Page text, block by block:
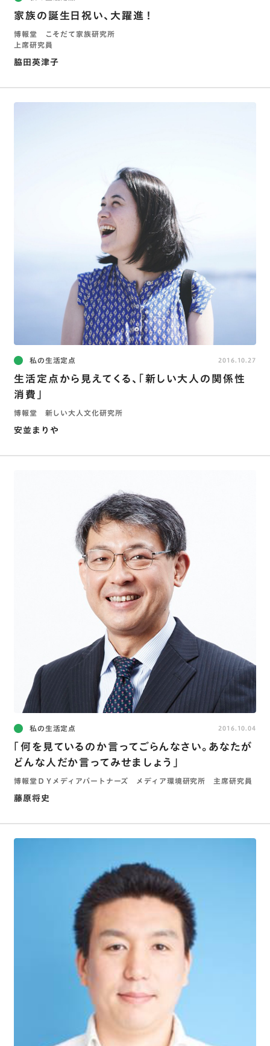
家族の誕生日祝い、大躍進！
博報堂 こそだて家族研究所
上席研究員
脇田英津子
私の生活定点
生活定点から見えてくる、｢新しい大人の関係性
消費｣
博報堂 新しい大人文化研究所
安並まりや
2016.10.27
私の生活定点
「何を見ているのか言ってごらんなさい。あなたが
どんな人だか言ってみせましょう」
博報堂ＤＹメディアパートナーズ メディア環境研究所 主席研究員
藤原将史
2016.10.04